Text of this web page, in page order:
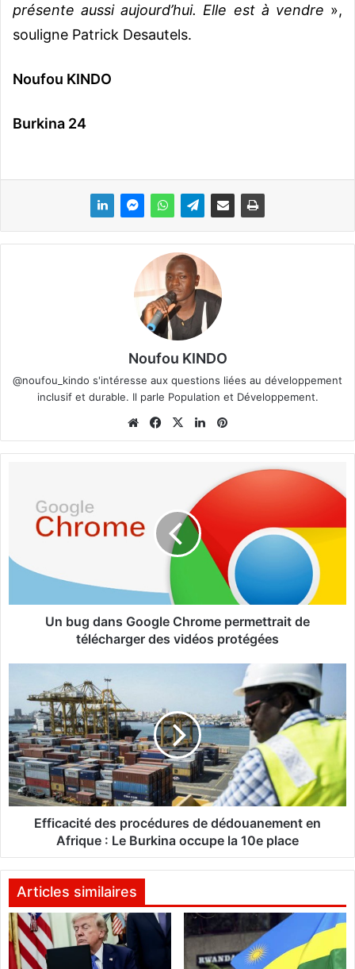
présente aussi aujourd’hui. Elle est à vendre »,
souligne Patrick Desautels.
Noufou KINDO
Burkina 24
Noufou KINDO
@noufou_kindo s'intéresse aux questions liées au développement
inclusif et durable. Il parle Population et Développement.
We
bsi
Fa
ce
X
Lin
ke ter
d
s
C
h
r
o
m
e
m
t
r
a
Un bug dans Google Chrome permettrait de
télécharger des vidéos protégées
i
c
a
c
i
t
e
s
r
o
c
é
Efficacité des procédures de dédouanement en
Afrique : Le Burkina occupe la 10e place
Articles similaires